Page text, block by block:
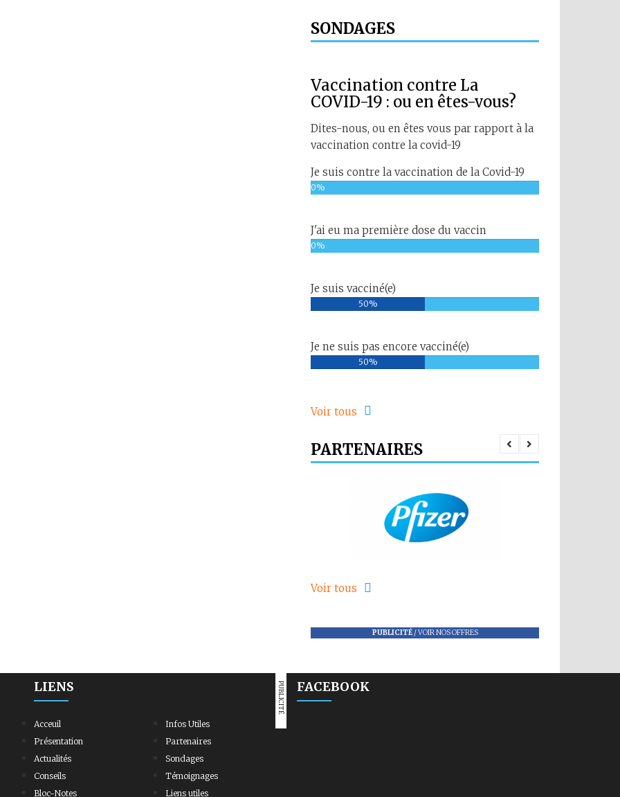
SONDAGES
Vaccination contre La
COVID-19 : ou en êtes-vous?
Dites-nous, ou en êtes vous par rapport à la
vaccination contre la covid-19
Je suis contre la vaccination de la Covid-19
0%
J'ai eu ma première dose du vaccin
0%
Je suis vacciné(e)
50%
Je ne suis pas encore vacciné(e)
50%
Voir tous
PARTENAIRES
Voir tous
PUBLICITÉ/VOIR NOS OFFRES
PUBLICITÉ
LIENS
Acceuil
Présentation
Actualités
Conseils
Bloc-Notes
Infos Utiles
Partenaires
Sondages
Témoignages
Liens utiles
FACEBOOK